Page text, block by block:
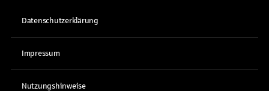
Datenschutzerklärung
Impressum
Nutzungshinweise